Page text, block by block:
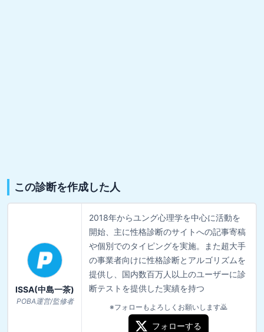
この診断を作成した人
ISSA(中島一茶)
POBA運営/監修者
2018年からユング心理学を中心に活動を
開始、主に性格診断のサイトへの記事寄稿
や個別でのタイピングを実施。また超大手
の事業者向けに性格診断とアルゴリズムを
提供し、国内数百万人以上のユーザーに診
断テストを提供した実績を持つ
※フォローもよろしくお願いします🙇
フォローする